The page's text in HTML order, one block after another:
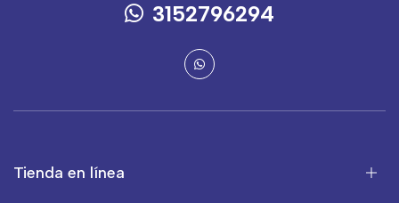
3152796294
Tienda en línea